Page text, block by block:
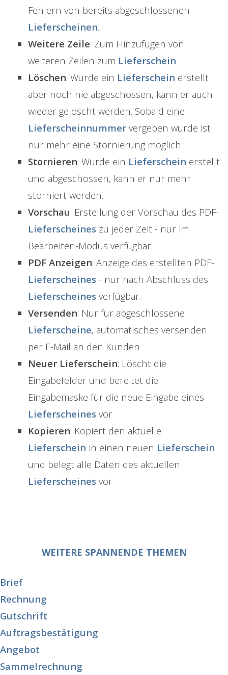
Fehlern von bereits abgeschlossenen
Lieferscheinen.
Weitere Zeile: Zum Hinzufügen von
weiteren Zeilen zum Lieferschein
Löschen: Wurde ein Lieferschein erstellt
aber noch nie abgeschossen, kann er auch
wieder gelöscht werden. Sobald eine
Lieferscheinnummer vergeben wurde ist
nur mehr eine Stornierung möglich.
Stornieren: Wurde ein Lieferschein erstellt
und abgeschossen, kann er nur mehr
storniert werden.
Vorschau: Erstellung der Vorschau des PDF-
Lieferscheines zu jeder Zeit - nur im
Bearbeiten-Modus verfügbar.
PDF Anzeigen: Anzeige des erstellten PDF-
Lieferscheines - nur nach Abschluss des
Lieferscheines verfügbar.
Versenden: Nur für abgeschlossene
Lieferscheine, automatisches versenden
per E-Mail an den Kunden
Neuer Lieferschein: Löscht die
Eingabefelder und bereitet die
Eingabemaske für die neue Eingabe eines
Lieferscheines vor
Kopieren: Kopiert den aktuelle
Lieferschein in einen neuen Lieferschein
und belegt alle Daten des aktuellen
Lieferscheines vor
WEITERE SPANNENDE THEMEN
Brief
Rechnung
Gutschrift
Auftragsbestätigung
Angebot
Sammelrechnung